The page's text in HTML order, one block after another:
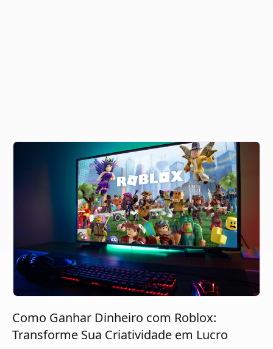
Como Ganhar Dinheiro com Roblox:
Transforme Sua Criatividade em Lucro